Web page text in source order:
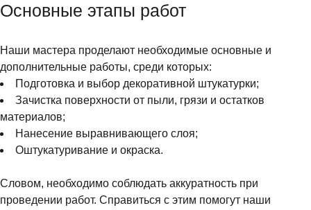
Основные этапы работ
Наши мастера проделают необходимые основные и
дополнительные работы, среди которых:
Подготовка и выбор декоративной штукатурки;
Зачистка поверхности от пыли, грязи и остатков
материалов;
Нанесение выравнивающего слоя;
Оштукатуривание и окраска.
Словом, необходимо соблюдать аккуратность при
проведении работ. Справиться с этим помогут наши